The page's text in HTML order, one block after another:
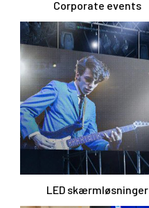
Corporate events
LED skærmløsninger